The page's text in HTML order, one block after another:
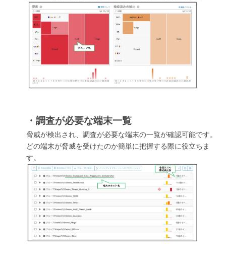
・調査が必要な端末一覧
脅威が検出され、調査が必要な端末の一覧が確認可能です。
どの端末が脅威を受けたのか簡単に把握する際に役立ちま
す。